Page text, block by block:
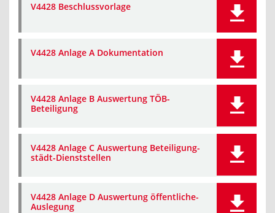
V4428 Beschlussvorlage
V4428 Anlage A Dokumentation
V4428 Anlage B Auswertung TÖB-
Beteiligung
V4428 Anlage C Auswertung Beteiligung-
städt-Dienststellen
V4428 Anlage D Auswertung öffentliche-
Auslegung